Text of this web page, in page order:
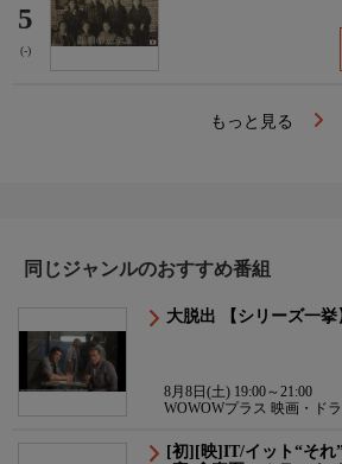
5
(-)
もっと見る
同じジャンルのおすすめ番組
大脱出 【シリーズ一挙
8月8日(土) 19:00～21:00
WOWOWプラス 映画・ド
[初][映]IT/イット“それ